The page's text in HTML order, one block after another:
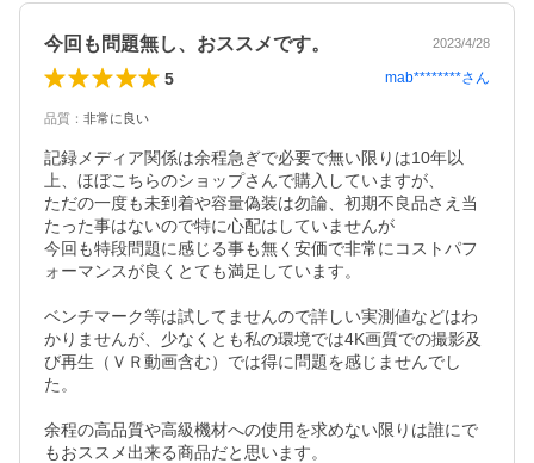
今回も問題無し、おススメです。 2023/4/28
5 mab********さん
品質 ： 非常に良い
記録メディア関係は余程急ぎで必要で無い限りは10年以
上、ほぼこちらのショップさんで購入していますが、
ただの一度も未到着や容量偽装は勿論、初期不良品さえ当
たった事はないので特に心配はしていませんが
今回も特段問題に感じる事も無く安価で非常にコストパフ
ォーマンスが良くとても満足しています。
ベンチマーク等は試してませんので詳しい実測値などはわ
かりませんが、少なくとも私の環境では4K画質での撮影及
び再生（ＶＲ動画含む）では得に問題を感じませんでし
た。
余程の高品質や高級機材への使用を求めない限りは誰にで
もおススメ出来る商品だと思います。